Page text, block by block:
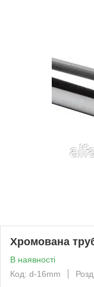
Хромована
В наявності
Код: d-16mm